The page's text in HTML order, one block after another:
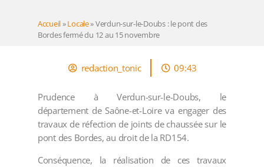
Accueil»Locale»Verdun-sur-le-Doubs : le pont des
Bordes fermé du 12 au 15 novembre
redaction_tonic 09:43
Prudence à Verdun-sur-le-Doubs, le
département de Saône-et-Loire va engager des
travaux de réfection de joints de chaussée sur le
pont des Bordes, au droit de la RD154.
Conséquence, la réalisation de ces travaux